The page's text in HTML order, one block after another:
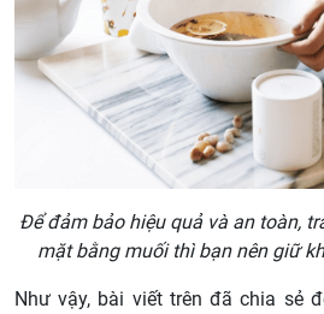
Để đảm bảo hiệu quả và an toàn,
mặt bằng muối thì bạn nên giữ
Như vậy, bài viết trên đã chia sẻ